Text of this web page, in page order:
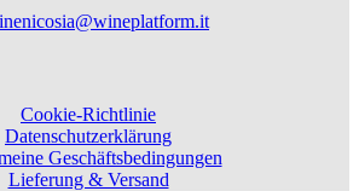
Cookie-Richtlinie
Datenschutzerklärung
Geschäftsbedingungen
Lieferung & Versand